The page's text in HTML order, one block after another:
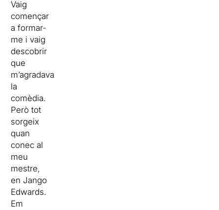
Vaig
començar
a formar-
me i vaig
descobrir
que
m’agradava
la
comèdia.
Però tot
sorgeix
quan
conec al
meu
mestre,
en Jango
Edwards.
Em